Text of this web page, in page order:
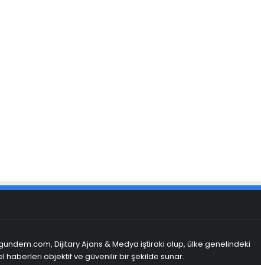
Dijitary Ajans & Medya iştiraki olup, ülke genelindeki
haberleri objektif ve güvenilir bir şekilde sunar.